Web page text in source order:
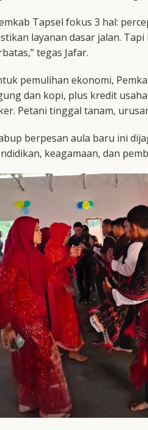
Tapsel fokus 3 hal:
layanan dasar jalan.
tegas Jafar.
pemulihan ekonomi,
dan kopi, plus kredit
Petani tinggal tanam,
berpesan aula baru ini
keagamaan, dan